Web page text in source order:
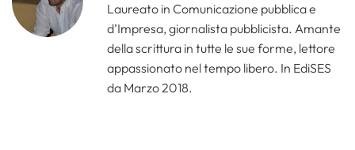
Laureato in Comunicazione pubblica e
d’Impresa, giornalista pubblicista. Amante
della scrittura in tutte le sue forme, lettore
appassionato nel tempo libero. In EdiSES
da Marzo 2018.